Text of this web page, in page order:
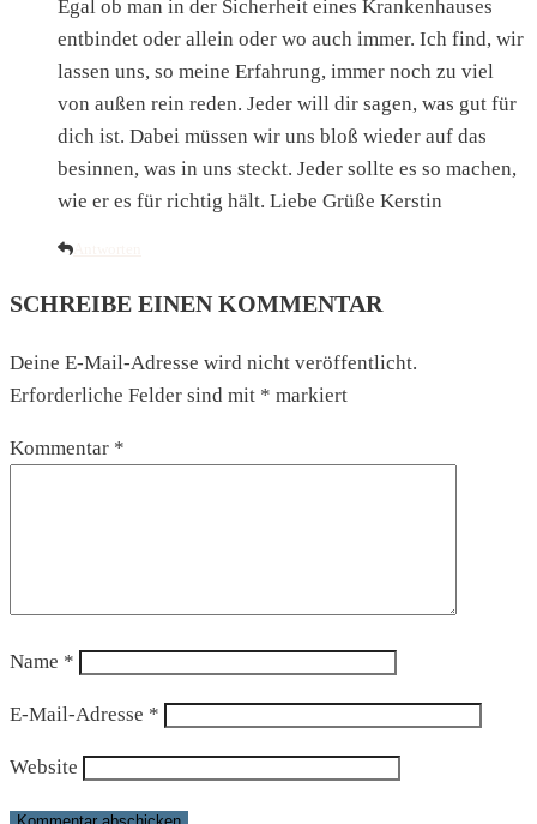
Egal ob man in der Sicherheit eines Krankenhauses
entbindet oder allein oder wo auch immer. Ich find, wir
lassen uns, so meine Erfahrung, immer noch zu viel
von außen rein reden. Jeder will dir sagen, was gut für
dich ist. Dabei müssen wir uns bloß wieder auf das
besinnen, was in uns steckt. Jeder sollte es so machen,
wie er es für richtig hält. Liebe Grüße Kerstin
SCHREIBE EINEN KOMMENTAR
Deine E-Mail-Adresse wird nicht veröffentlicht.
Erforderliche Felder sind mit * markiert
Kommentar *
Name *
E-Mail-Adresse *
Website